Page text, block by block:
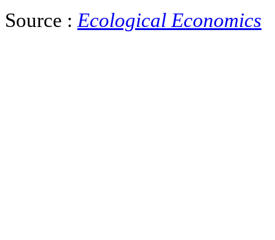
Source :Ecological Economics